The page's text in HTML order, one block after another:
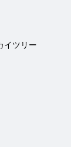
イツリー